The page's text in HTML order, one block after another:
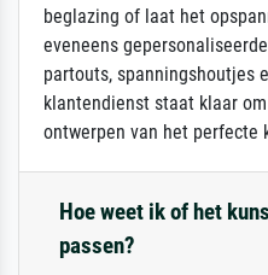
beglazing of laat het
eveneens
partouts, spanningshoutjes
klantendienst staat klaar
ontwerpen van het perfecte
Hoe weet ik of het
passen?